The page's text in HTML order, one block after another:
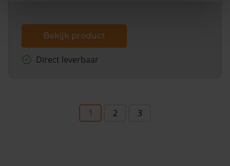
Bekijk product
Direct leverbaar
1 2 3